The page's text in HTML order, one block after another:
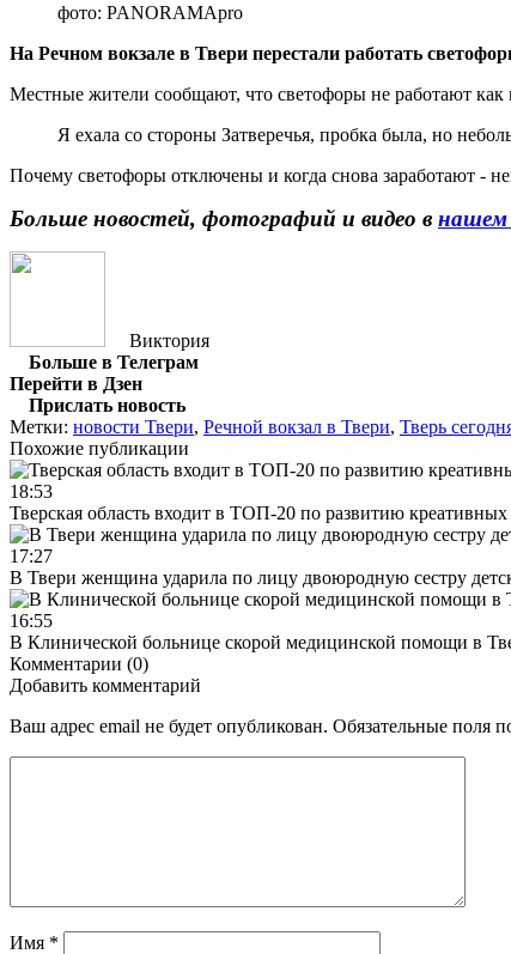
фото: PANORAMApro
На Речном вокзале в Твери перестали работать
Местные жители сообщают, что светофоры не работают как
Я ехала со стороны Затверечья, пробка была, но
Почему светофоры отключены и когда снова заработают -
Больше новостей, фотографий и видео в нашем
Виктория
Больше в Телеграм
Перейти в Дзен
Прислать новость
Метки: новости Твери, Речной вокзал в Твери, Тверь
Похожие публикации
18:53
Тверская область входит в ТОП-20 по развитию
17:27
В Твери женщина ударила по лицу двоюродную сестру
16:55
В Клинической больнице скорой медицинской помощи в
Комментарии (0)
Добавить комментарий
Ваш адрес email не будет опубликован. Обязательные поля
Имя *